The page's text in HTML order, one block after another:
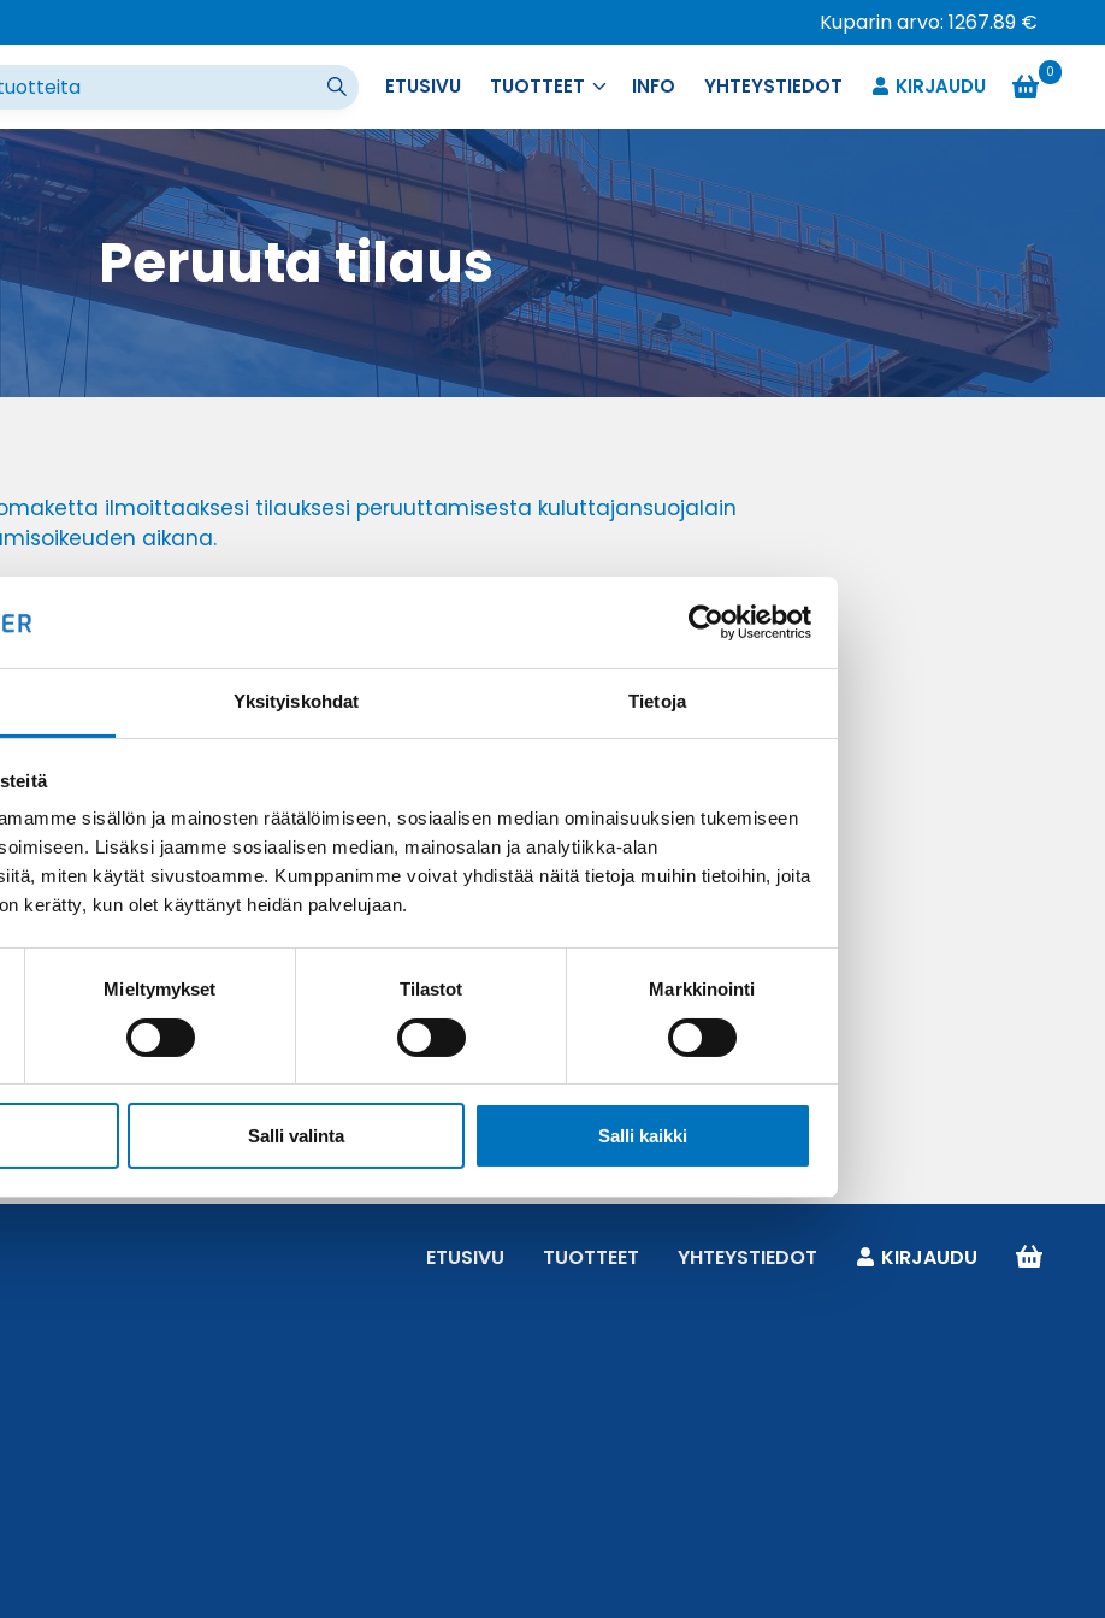
Yksityiskohdat Tietoja
sisällön ja mainosten räätälöimiseen, sosiaalisen median ominaisuuksien tukemiseen
Lisäksi jaamme sosiaalisen median, mainosalan ja analytiikka-alan
miten käytät sivustoamme. Kumppanimme voivat yhdistää näitä tietoja muihin tietoihin, joita
kerätty, kun olet käyttänyt heidän palvelujaan.
Mieltymykset Tilastot Markkinointi
Salli valinta Salli kaikki
Kuparin arvo: 1267.89 €
ETUSIVU TUOTTEET INFO YHTEYSTIEDOT KIRJAUDU
0
Peruuta tilaus
ilmoittaaksesi tilauksesi peruuttamisesta kuluttajansuojalain
aikana.
myös puhelimitse numeroon
(ark. 8-16) tai sähköpostitse
Yritys
ETUSIVU TUOTTEET YHTEYSTIEDOT KIRJAUDU